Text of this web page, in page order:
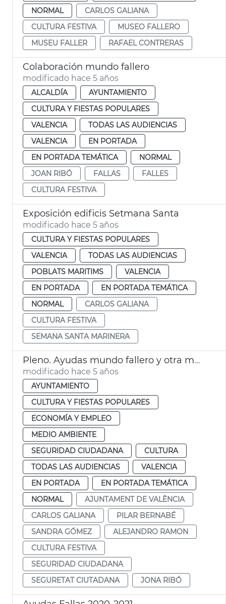
NORMAL
CARLOS GALIANA
CULTURA FESTIVA
MUSEO FALLERO
MUSEU FALLER
RAFAEL CONTRERAS
Colaboración mundo fallero
modificado hace 5 años
ALCALDÍA
AYUNTAMIENTO
CULTURA Y FIESTAS POPULARES
VALENCIA
TODAS LAS AUDIENCIAS
VALENCIA
EN PORTADA
EN PORTADA TEMÁTICA
NORMAL
JOAN RIBÓ
FALLAS
FALLES
CULTURA FESTIVA
Exposición edificis Setmana Santa
modificado hace 5 años
CULTURA Y FIESTAS POPULARES
VALENCIA
TODAS LAS AUDIENCIAS
POBLATS MARITIMS
VALENCIA
EN PORTADA
EN PORTADA TEMÁTICA
NORMAL
CARLOS GALIANA
CULTURA FESTIVA
SEMANA SANTA MARINERA
Pleno. Ayudas mundo fallero y otra mociones
modificado hace 5 años
AYUNTAMIENTO
CULTURA Y FIESTAS POPULARES
ECONOMÍA Y EMPLEO
MEDIO AMBIENTE
SEGURIDAD CIUDADANA
CULTURA
TODAS LAS AUDIENCIAS
VALENCIA
EN PORTADA
EN PORTADA TEMÁTICA
NORMAL
AJUNTAMENT DE VALÈNCIA
CARLOS GALIANA
PILAR BERNABÉ
SANDRA GÓMEZ
ALEJANDRO RAMON
CULTURA FESTIVA
SEGURIDAD CIUDADANA
SEGURETAT CIUTADANA
JONA RIBÓ